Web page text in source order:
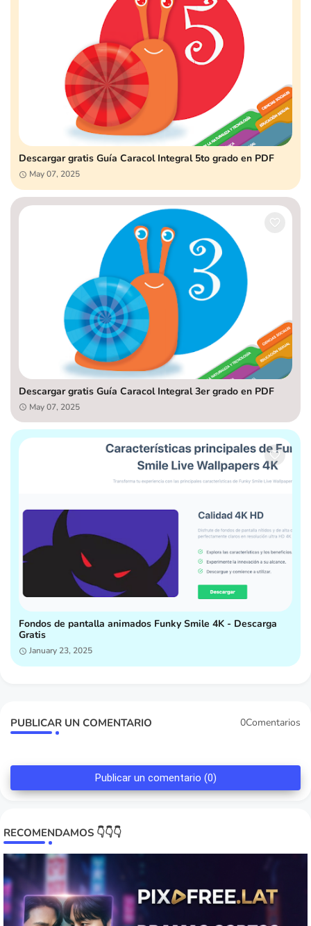
Descargar gratis Guía Caracol Integral 5to grado en PDF
May 07, 2025
Descargar gratis Guía Caracol Integral 3er grado en PDF
May 07, 2025
Fondos de pantalla animados Funky Smile 4K - Descarga
Gratis
January 23, 2025
PUBLICAR UN COMENTARIO 0Comentarios
Publicar un comentario (0)
RECOMENDAMOS 👇👇👇